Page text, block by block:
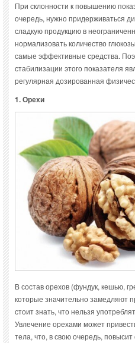
При склонности к повышению
очередь, нужно придерживаться
сладкую продукцию в
нормализовать количество
самые эффективные средства.
стабилизации этого показателя
регулярная дозированная
1. Орехи
В состав орехов (фундук, кешью,
которые значительно замедляют
стоит знать, что нельзя
Увлечение орехами может
тела, что, в свою очередь,